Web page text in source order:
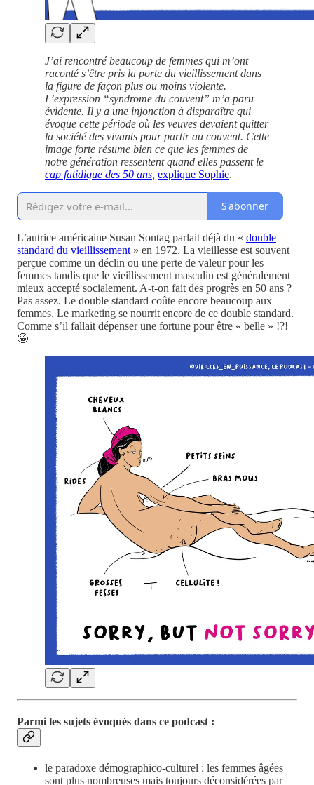
J’ai rencontré beaucoup de femmes qui m’ont
raconté s’être pris la porte du vieillissement dans
la figure de façon plus ou moins violente.
L’expression “syndrome du couvent” m’a paru
évidente. Il y a une injonction à disparaître qui
évoque cette période où les veuves devaient quitter
la société des vivants pour partir au couvent. Cette
image forte résume bien ce que les femmes de
notre génération ressentent quand elles passent le
cap fatidique des 50 ans explique Sophie.
S'abonner
L’autrice américaine Susan Sontag parlait déjà du « double
standard du vieillissement » en 1972. La vieillesse est souvent
perçue comme un déclin ou une perte de valeur pour les
femmes tandis que le vieillissement masculin est généralement
mieux accepté socialement. A-t-on fait des progrès en 50 ans ?
Pas assez. Le double standard coûte encore beaucoup aux
femmes. Le marketing se nourrit encore de ce double standard.
Comme s’il fallait dépenser une fortune pour être « belle » !?!
🤪
Parmi les sujets évoqués dans ce podcast :
le paradoxe démographico-culturel : les femmes âgées
sont plus nombreuses mais toujours déconsidérées par